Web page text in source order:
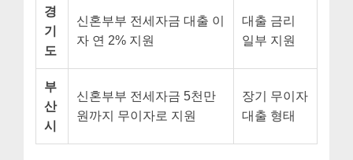
경
기
도
신혼부부 전세자금 대출 이
자 연 2% 지원
대출 금리
일부 지원
부
산
시
신혼부부 전세자금 5천만
원까지 무이자로 지원
장기 무이자
대출 형태